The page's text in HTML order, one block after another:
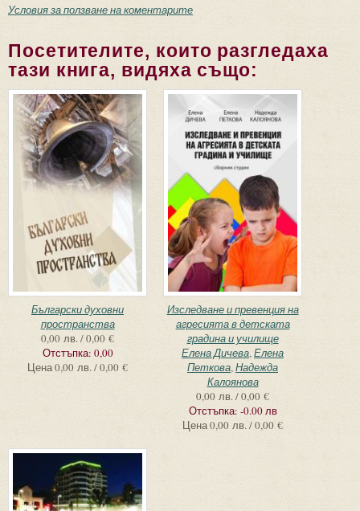
Условия за ползване на коментарите
Посетителите, които разгледаха
тази книга, видяха също:
Български духовни
пространства
0,00 лв. / 0,00 €
Отстъпка: 0,00
Цена0,00 лв. / 0,00 €
Изследване и превенция на
агресията в детската
градина и училище
Елена Дичева,Елена
Петкова,Надежда
Калоянова
0,00 лв. / 0,00 €
Отстъпка: -0.00 лв
Цена0,00 лв. / 0,00 €